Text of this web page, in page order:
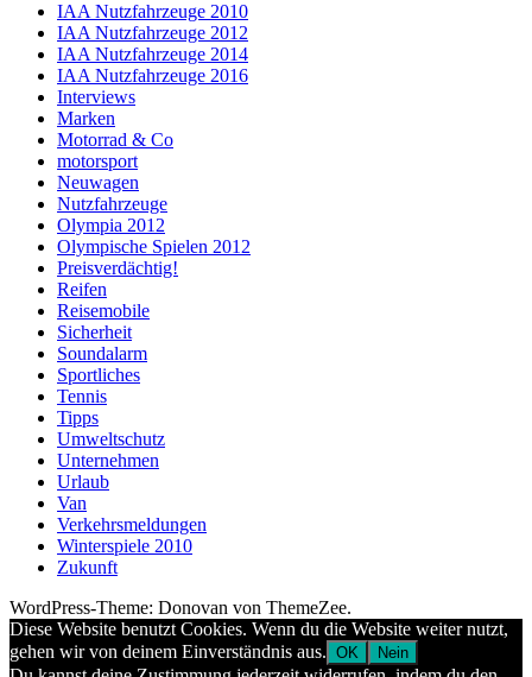
IAA Nutzfahrzeuge 2010
IAA Nutzfahrzeuge 2012
IAA Nutzfahrzeuge 2014
IAA Nutzfahrzeuge 2016
Interviews
Marken
Motorrad & Co
motorsport
Neuwagen
Nutzfahrzeuge
Olympia 2012
Olympische Spielen 2012
Preisverdächtig!
Reifen
Reisemobile
Sicherheit
Soundalarm
Sportliches
Tennis
Tipps
Umweltschutz
Unternehmen
Urlaub
Van
Verkehrsmeldungen
Winterspiele 2010
Zukunft
WordPress-Theme: Donovan von ThemeZee.
Diese Website benutzt Cookies. Wenn du die Website weiter nutzt,
gehen wir von deinem Einverständnis aus. OK Nein